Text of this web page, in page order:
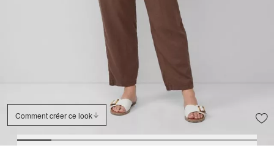
Comment créer ce look